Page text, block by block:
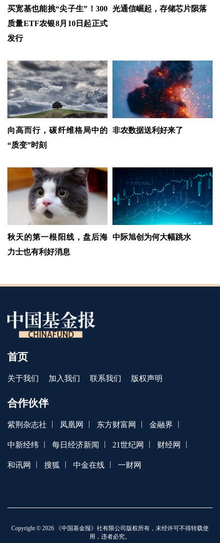
买宽基也能挑“尖子生”！300
质量ETF农银8月10日起正式
发行
光通信崛起，存储芯片陨落
向高而行，碳纤维格局中的
“质变”时刻
非农数据送利好来了
秋天的第一根阳线，盘后海
力士也有利好消息
中际旭创为何大幅跳水
首页
关于我们 加入我们 联系我们 版权声明
合作伙伴
紫荆杂志社 | 凤凰网 | 东方财富网 | 金融界 |
中新经纬 | 每日经济新闻 | 21世纪网 | 财经网 |
和讯网 | 搜狐 | 中金在线 | 一财网
Copyright © 2026 《中国基金报》社有限公司版权所有，未经许可不得转载使
用，违者必究。